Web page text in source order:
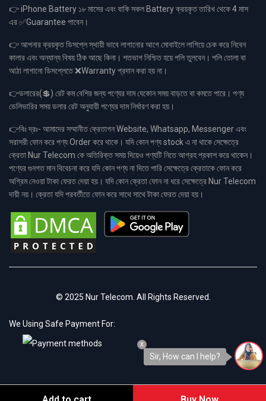
👉 iPhone Battery ১৮ মাসের এবং বাকি সকল Battery ক্রয়কৃত তারিখ থেকে 4 মাস
এর ✅Guarantee পাবেন।
👉 আপনার ক্রয়কৃত ডিসপ্লে স্থায়ী ভাবে লাগানোর আগে মোবাইলে লাগিয়ে চেক করে নিবেন
কালার এবং অন্যান্য বিষয় ঠিক আছে কিনা। শতভাগ নিশ্চিত হয়ে পলি তুলবেন। পলি তোলা বা
আঠা লাগানো ডিসপ্লেতে ❌Warranty প্রদান করা হয় না।
👉ডলারের(💲) রেট কম বেশির জন্য পণ্যের দাম যেকোন সময় বাড়তে বা কমতে পারে। পণ্য
ডেলিভারির সময় ডলার রেট অনুযায়ী পণ্যের দাম নির্ধারণ করা হয়।
👉বিঃ দ্রঃ- আমাদের সম্মানীত ক্রেতাগন Website, Whatsapp, Messenger এবং
সরাসরী ফোন করে পণ্য Order করে থাকে। যদি কোন পণ্য stock এ না থাকে সেক্ষেত্রে
ক্রেতা Nur Telecom কে অতিরিক্ত সময় দিয়েও পণ্যটি নিতে আগ্রহ প্রকাশ করে থাকেন।
পণ্যের গুনগত মান বিবেচনা করে যদি কোন পণ্য না দিতে পারি সেক্ষেত্রে ক্রেতাকে ফোন করে
অগ্রিম নেওয়া টাকা ফেরত দেয়া হয়। যদি কোন ক্রেতা ফোন না ধরে সেক্ষেত্রে Nur Telecom
দায়ী নয়। ক্রেতা যদি পরবর্তীতে ফোন করে সাথে সাথে টাকা ফেরত দেয়া হয়।
© 2025 Nur Telecom. All Rights Reserved.
We Using Safe Payment For:
Sir, How can I help?
x